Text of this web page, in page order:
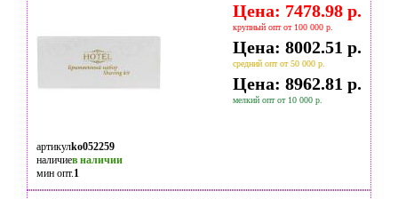
Цена: 7478.98 р.
крупный опт от 100 000 р.
Цена: 8002.51 р.
средний опт от 50 000 р.
Цена: 8962.81 р.
мелкий опт от 10 000 р.
артикулko052259
наличиев наличии
мин опт.1